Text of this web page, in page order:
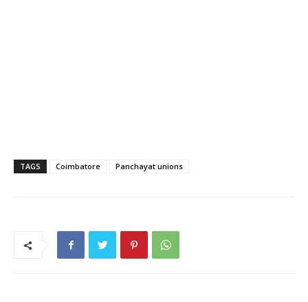
TAGS Coimbatore Panchayat unions